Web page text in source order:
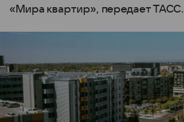
«Мира квартир», передает ТАСС.